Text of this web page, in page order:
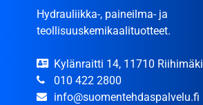
Hydrauliikka-, paineilma- ja
teollisuuskemikaalituotteet.
Kylänraitti 14, 11710 Riihimäki
010 422 2800
info@suomentehdaspalvelu.fi